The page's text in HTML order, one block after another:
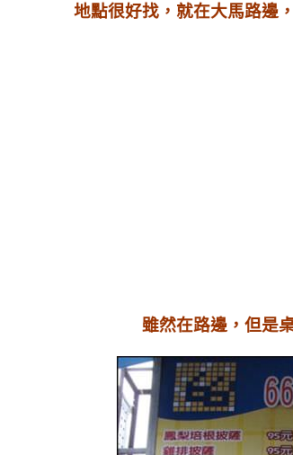
地點很好找，就在大馬路邊
雖然在路邊，但是